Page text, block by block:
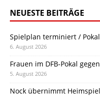
NEUESTE BEITRÄGE
Spielplan terminiert /
6. August 2026
Frauen im DFB-Pokal
5. August 2026
Nock übernimmt